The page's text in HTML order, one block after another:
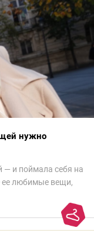
нужно
— и поймала себя на
ее любимые вещи,
мода сделала шаг